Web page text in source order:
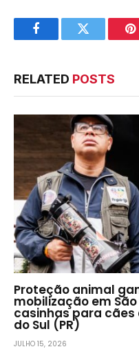
FacebookTwitter
RELATED POSTS
Proteção animal
mobilização em
casinhas para
do Sul (PR)
JULHO 15, 2026